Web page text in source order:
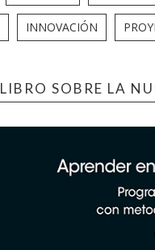
INNOVACIÓN
LIBRO SOBRE LA